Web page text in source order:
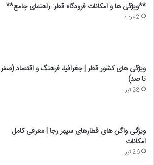
**ویژگی ها و امکانات فرودگاه قطر: راهنمای جامع**
2 مرداد
ویژگی های کشور قطر | جغرافیا، فرهنگ و اقتصاد (صفر
تا صد)
28 تیر
ویژگی واگن های قطارهای سپهر رجا | معرفی کامل
امکانات
26 تیر